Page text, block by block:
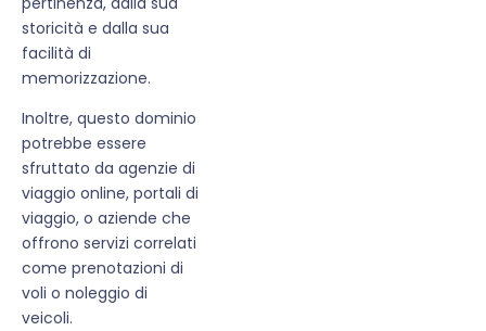
storicità e dalla sua
facilità di
memorizzazione.
Inoltre, questo dominio
potrebbe essere
sfruttato da agenzie di
viaggio online, portali di
viaggio, o aziende che
offrono servizi correlati
come prenotazioni di
voli o noleggio di
veicoli.